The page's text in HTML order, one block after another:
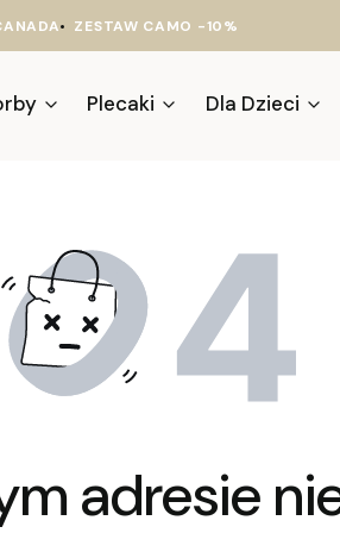
• ZESTAW CAMO -10%
Plecaki Dla Dzieci
adresie